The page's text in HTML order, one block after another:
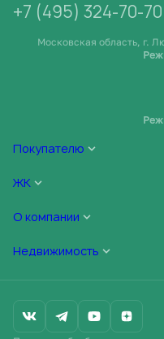
Покупателю
ЖК
О компании
Недвижимость
+7 (495) 324-70-70
Московская область, г.